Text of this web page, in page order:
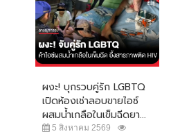
ผงะ! บุกรวบคู่รัก LGBTQ
เปิดห้องเช่าลอบขายไอซ์
ผสมน้ำเกลือในเข็มฉีดยา...
5 สิงหาคม 2569